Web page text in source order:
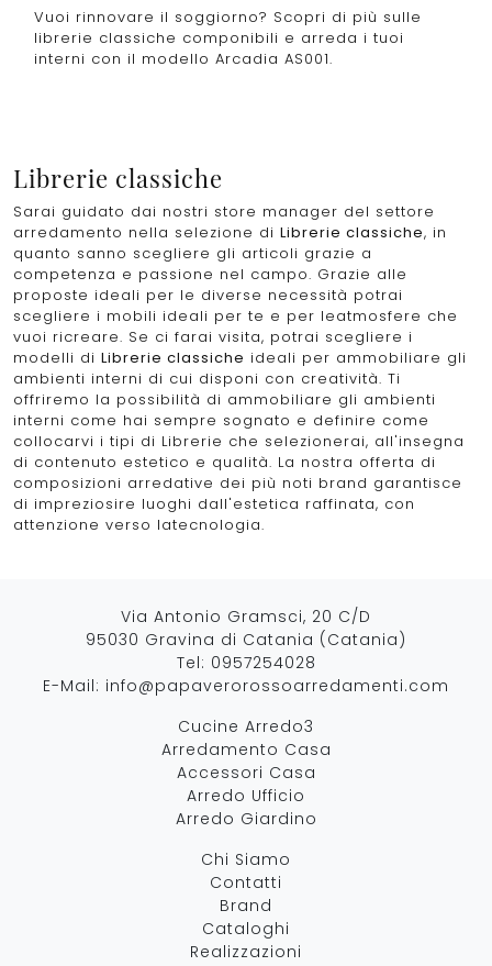
Vuoi rinnovare il soggiorno? Scopri di più sulle
librerie classiche componibili e arreda i tuoi
interni con il modello Arcadia AS001.
Librerie classiche
Sarai guidato dai nostri store manager del settore
arredamento nella selezione di Librerie classiche, in
quanto sanno scegliere gli articoli grazie a
competenza e passione nel campo. Grazie alle
proposte ideali per le diverse necessità potrai
scegliere i mobili ideali per te e per leatmosfere che
vuoi ricreare. Se ci farai visita, potrai scegliere i
modelli di Librerie classiche ideali per ammobiliare gli
ambienti interni di cui disponi con creatività. Ti
offriremo la possibilità di ammobiliare gli ambienti
interni come hai sempre sognato e definire come
collocarvi i tipi di Librerie che selezionerai, all'insegna
di contenuto estetico e qualità. La nostra offerta di
composizioni arredative dei più noti brand garantisce
di impreziosire luoghi dall'estetica raffinata, con
attenzione verso latecnologia.
Via Antonio Gramsci, 20 C/D
95030 Gravina di Catania (Catania)
Tel: 0957254028
E-Mail: info@papaverorossoarredamenti.com
Cucine Arredo3
Arredamento Casa
Accessori Casa
Arredo Ufficio
Arredo Giardino
Chi Siamo
Contatti
Brand
Cataloghi
Realizzazioni